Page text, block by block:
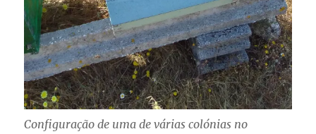
Configuração de uma de várias colónias no